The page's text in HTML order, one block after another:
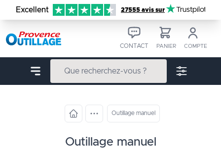
Aller au contenu
Excellent 27555 avis sur Trustpilot
CONTACT PANIER COMPTE
Outillage manuel
outillage manuel